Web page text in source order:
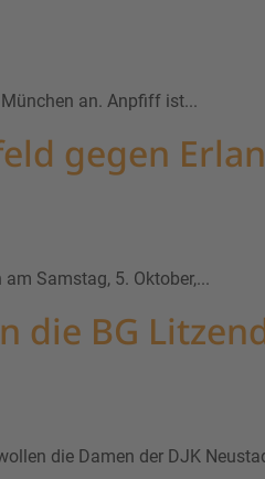
an. Anpfiff ist...
gegen
Samstag, 5. Oktober,...
die BG
die Damen der DJK